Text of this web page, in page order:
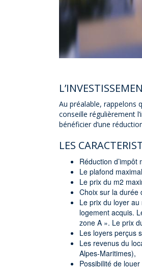
Au préalable, rappelons
conseille régulièrement
bénéficier d’une
LES
Réduction
Le plafond
Le prix du m2
Choix sur la durée
Le prix du loyer
logement acquis.
zone A ». Le prix
Les loyers perçus
Les revenus du
Alpes-Maritimes),
Possibilité de